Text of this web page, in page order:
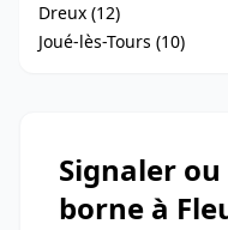
Dreux (12)
Joué-lès-Tours (10)
Signaler
borne à